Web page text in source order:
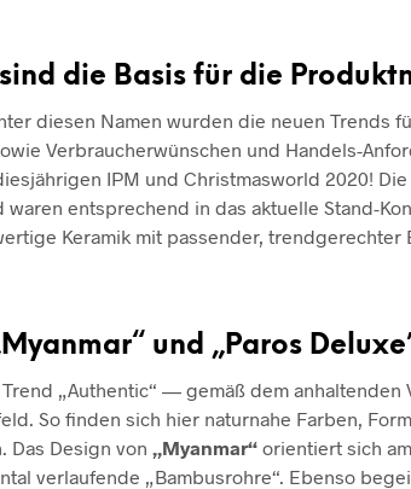
die Basis für die
diesen Namen wurden die neuen Trends
Verbraucherwünschen und Handels-
IPM und Christmasworld 2020!
entsprechend in das aktuelle Stand-
Keramik mit passender,
und „Paros
„Authentic“ — gemäß dem anhaltenden
So finden sich hier naturnahe Farben,
Das Design von„Myanmar“ orientiert sich
verlaufende „Bambusrohre“. Ebenso